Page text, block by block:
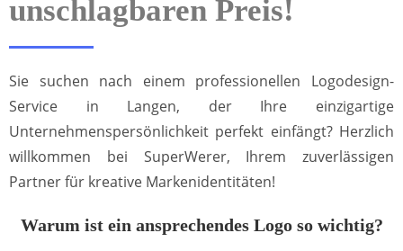
unschlagbaren Preis!
Sie suchen nach einem professionellen Logodesign-
Service in Langen, der Ihre einzigartige
Unternehmenspersönlichkeit perfekt einfängt? Herzlich
willkommen bei SuperWerer, Ihrem zuverlässigen
Partner für kreative Markenidentitäten!
Warum ist ein ansprechendes Logo so wichtig?